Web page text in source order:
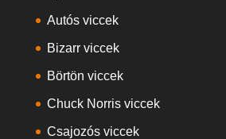
Autós viccek
Bizarr viccek
Börtön viccek
Chuck Norris viccek
Csajozós viccek